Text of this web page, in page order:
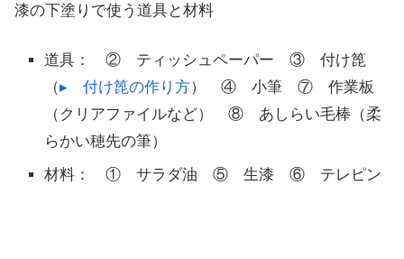
漆の下塗りで使う道具と材料
道具： ② ティッシュペーパー ③ 付け箆
（▸ 付け箆の作り方） ④ 小筆 ⑦ 作業板
（クリアファイルなど） ⑧ あしらい毛棒（柔
らかい穂先の筆）
材料： ① サラダ油 ⑤ 生漆 ⑥ テレピン